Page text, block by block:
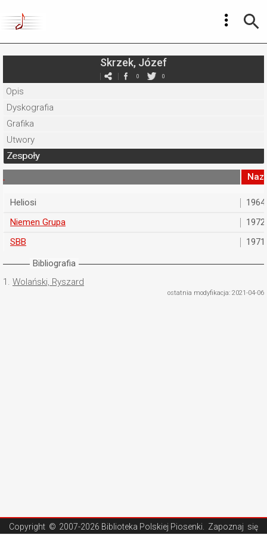
Skrzek, Józef
0 0
Opis
Dyskografia
Grafika
Utwory
Zespoły
Heliosi
1964
Niemen Grupa
1972
SBB
Bibliografia
1. Wolański, Ryszard
ostatnia modyfikacja: 2021-04-06
Copyright © 2007-2026 Biblioteka Polskiej Piosenki . Zapoznaj się